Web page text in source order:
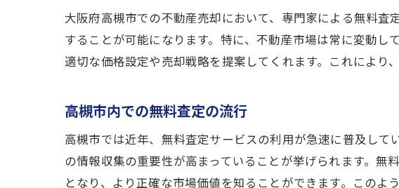
売却価格
価格交渉
大阪府高槻市での不動産売却において、専門家による無料
することが可能になります。特に、不動産市場は常に変動し
適切な価格設定や売却戦略を提案してくれます。これにより
高槻市内での無料査定の流行
高槻市では近年、無料査定サービスの利用が急速に普及し
の情報収集の重要性が高まっていることが挙げられます。
となり、より正確な市場価値を知ることができます。このよ